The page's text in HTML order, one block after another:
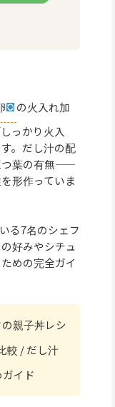
の火入れ加
っかり火入
。だし汁の配
つ葉の有無——
形作っていま
る7名のシェフ
好みやシチュ
めの完全ガイ
親子丼レシ
較 / だし汁
イド